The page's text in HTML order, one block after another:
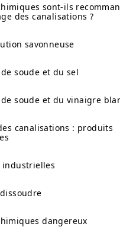
sont-ils
des canalisations ?
savonneuse
soude et du sel
soude et du vinaigre
canalisations : produits
industrielles
dangereux